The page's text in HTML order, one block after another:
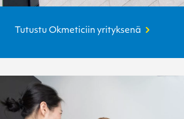
Tutustu Okmeticiin yrityksenä